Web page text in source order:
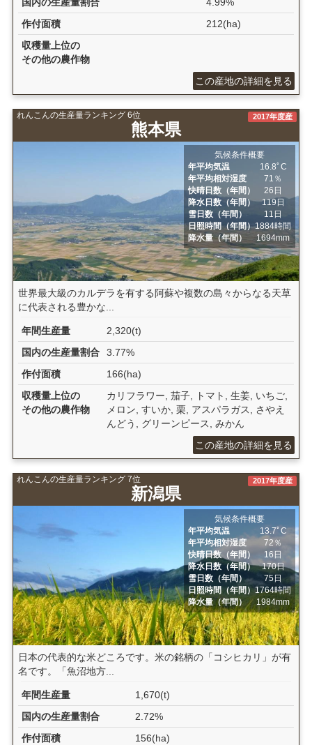
作付面積
212(ha)
収穫量上位の
その他の農作物
この産地の詳細を見る
れんこんの生産量ランキング 6位
熊本県
2017年度産
気候条件概要
年平均気温
16.8ﾟC
年平均相対湿度
71％
快晴日数（年間）
26日
降水日数（年間）
119日
雪日数（年間）
11日
日照時間（年間）1884時間
降水量（年間）
1694mm
世界最大級のカルデラを有する阿蘇や複数の島々からなる天草
に代表される豊かな...
年間生産量
2,320(t)
国内の生産量割合
3.77%
作付面積
166(ha)
収穫量上位の
その他の農作物
カリフラワー, 茄子, トマト, 生姜, いちご,
メロン, すいか, 栗, アスパラガス, さやえ
んどう, グリーンピース, みかん
この産地の詳細を見る
れんこんの生産量ランキング 7位
新潟県
2017年度産
気候条件概要
年平均気温
13.7ﾟC
年平均相対湿度
72％
快晴日数（年間）
16日
降水日数（年間）
170日
雪日数（年間）
75日
日照時間（年間）1764時間
降水量（年間）
1984mm
日本の代表的な米どころです。米の銘柄の「コシヒカリ」が有
名です。「魚沼地方...
年間生産量
1,670(t)
国内の生産量割合
2.72%
作付面積
156(ha)